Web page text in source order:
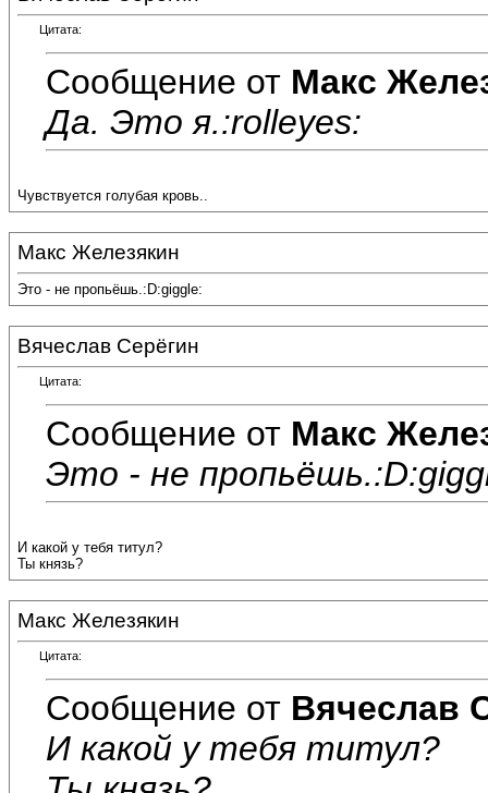
Цитата:
Сообщение от Макс
Да. Это я.:rolleyes:
Чувствуется голубая кровь..
Макс Железякин
Это - не пропьёшь.:D:giggle:
Вячеслав Серёгин
Цитата:
Сообщение от Макс
Это - не
И какой у тебя титул?
Ты князь?
Макс Железякин
Цитата:
Сообщение от Вячеслав
И какой у тебя титул?